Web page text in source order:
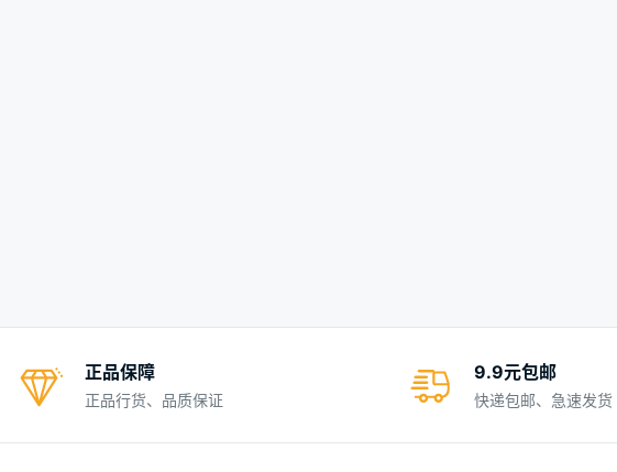
正品保障
正品行货、品质保证
9.9元包邮
快递包邮、急速发货